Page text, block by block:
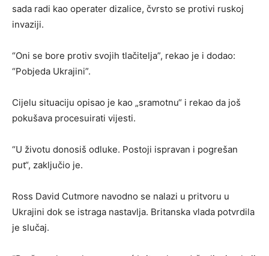
sada radi kao operater dizalice, čvrsto se protivi ruskoj
invaziji.
“Oni se bore protiv svojih tlačitelja”, rekao je i dodao:
“Pobjeda Ukrajini”.
Cijelu situaciju opisao je kao „sramotnu“ i rekao da još
pokušava procesuirati vijesti.
“U životu donosiš odluke. Postoji ispravan i pogrešan
put“, zaključio je.
Ross David Cutmore navodno se nalazi u pritvoru u
Ukrajini dok se istraga nastavlja. Britanska vlada potvrdila
je slučaj.